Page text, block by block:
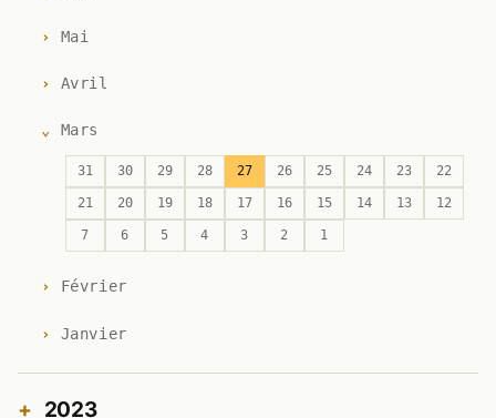
Mai
Avril
Mars
31 30 29 28 27 26 25 24 23 22
21 20 19 18 17 16 15 14 13 12
7 6 5 4 3 2 1
Février
Janvier
2023